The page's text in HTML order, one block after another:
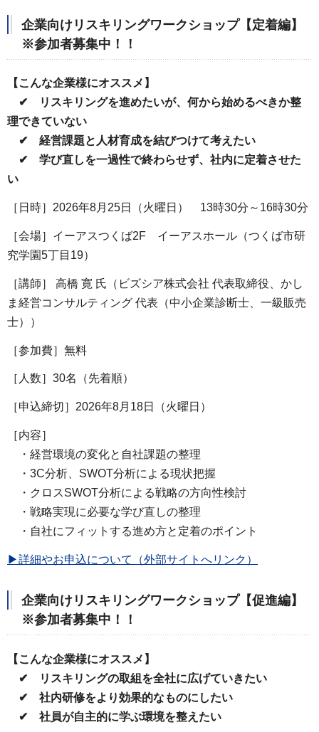
企業向けリスキリングワークショップ【定着編】
※参加者募集中！！
【こんな企業様にオススメ】
✔ リスキリングを進めたいが、何から始めるべきか整
理できていない
✔ 経営課題と人材育成を結びつけて考えたい
✔ 学び直しを一過性で終わらせず、社内に定着させた
い
［日時］2026年8月25日（火曜日） 13時30分～16時30分
［会場］イーアスつくば2F イーアスホール（つくば市研
究学園5丁目19）
［講師］ 高橋 寛 氏（ビズシア株式会社 代表取締役、かし
ま経営コンサルティング 代表（中小企業診断士、一級販売
士））
［参加費］無料
［人数］30名（先着順）
［申込締切］2026年8月18日（火曜日）
［内容］
・経営環境の変化と自社課題の整理
・3C分析、SWOT分析による現状把握
・クロスSWOT分析による戦略の方向性検討
・戦略実現に必要な学び直しの整理
・自社にフィットする進め方と定着のポイント
▶詳細やお申込について（外部サイトへリンク）
企業向けリスキリングワークショップ【促進編】
※参加者募集中！！
【こんな企業様にオススメ】
✔ リスキリングの取組を全社に広げていきたい
✔ 社内研修をより効果的なものにしたい
✔ 社員が自主的に学ぶ環境を整えたい